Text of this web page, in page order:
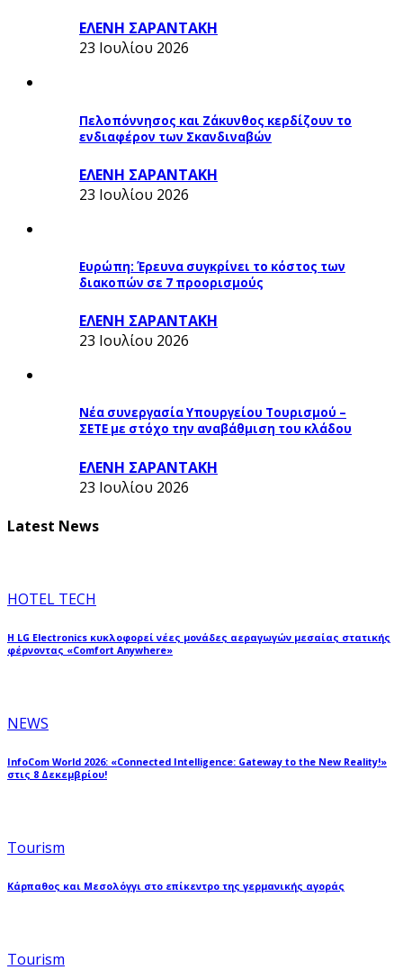
ΕΛΕΝΗ ΣΑΡΑΝΤΑΚΗ
23 Ιουλίου 2026
Πελοπόννησος και Ζάκυνθος κερδίζουν το
ενδιαφέρον των Σκανδιναβών
ΕΛΕΝΗ ΣΑΡΑΝΤΑΚΗ
23 Ιουλίου 2026
Ευρώπη: Έρευνα συγκρίνει το κόστος των
διακοπών σε 7 προορισμούς
ΕΛΕΝΗ ΣΑΡΑΝΤΑΚΗ
23 Ιουλίου 2026
Νέα συνεργασία Υπουργείου Τουρισμού –
ΣΕΤΕ με στόχο την αναβάθμιση του κλάδου
ΕΛΕΝΗ ΣΑΡΑΝΤΑΚΗ
23 Ιουλίου 2026
Latest News
HOTEL TECH
Η LG Electronics κυκλοφορεί νέες μονάδες αεραγωγών μεσαίας στατικής
φέρνοντας «Comfort Anywhere»
NEWS
InfoCom World 2026: «Connected Intelligence: Gateway to the New Reality!»
στις 8 Δεκεμβρίου!
Tourism
Κάρπαθος και Μεσολόγγι στο επίκεντρο της γερμανικής αγοράς
Tourism